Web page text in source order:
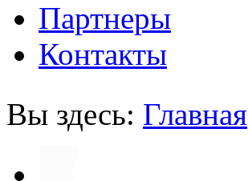
Партнеры
Контакты
Вы здесь: Главная